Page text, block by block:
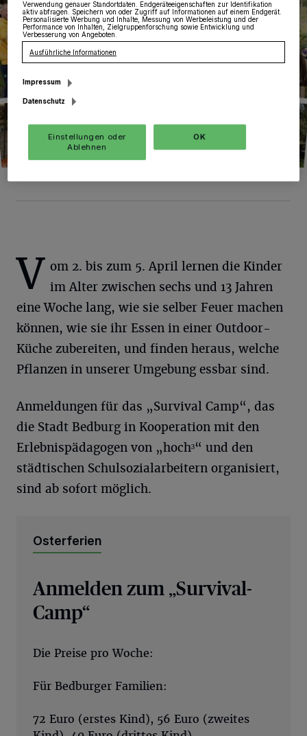
V om 2. bis zum 5. April lernen die Kinder
im Alter zwischen sechs und 13 Jahren
eine Woche lang, wie sie selber Feuer machen
können, wie sie ihr Essen in einer Outdoor-
Küche zubereiten, und finden heraus, welche
Pflanzen in unserer Umgebung essbar sind.
Anmeldungen für das „Survival Camp“, das
die Stadt Bedburg in Kooperation mit den
Erlebnispädagogen von „hoch³“ und den
städtischen Schulsozialarbeitern organisiert,
sind ab sofort möglich.
Osterferien
Anmelden zum „Survival-
Camp“
Die Preise pro Woche:
Für Bedburger Familien:
72 Euro (erstes Kind), 56 Euro (zweites
Verwendung genauer Standortdaten. Endgeräteeigenschaften zur Identifikation
aktiv abfragen. Speichern von oder Zugriff auf Informationen auf einem Endgerät.
Personalisierte Werbung und Inhalte, Messung von Werbeleistung und der
Performance von Inhalten, Zielgruppenforschung sowie Entwicklung und
Verbesserung von Angeboten.
Ausführliche Informationen
Impressum
Datenschutz
Einstellungen oder
Ablehnen
OK